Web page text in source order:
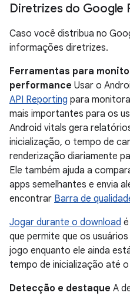
Diretrizes do Google
Caso você distribua no
informações diretrizes.
Ferramentas para
performance Usar o
API Reporting para
mais importantes para os
Android vitals gera
inicialização, o tempo de
renderização diariamente
Ele também ajuda a
apps semelhantes e envia
encontrar Barra de
Jogar durante o download
que permite que os
jogo enquanto ele ainda
tempo de inicialização até
Detecção e destaque A